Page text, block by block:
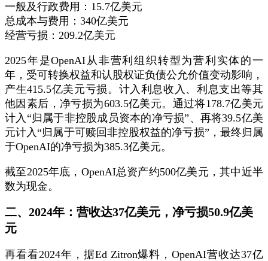
一般及行政费用：15.7亿美元
总成本与费用：340亿美元
经营亏损：209.2亿美元
2025年是OpenAI从非营利组织转型为营利实体的一
年，受可转换权益和认股权证负债公允价值变动影响，
产生415.5亿美元亏损。计入利息收入、利息支出等其
他因素后，净亏损为603.5亿美元。通过将178.7亿美元
计入“归属于非控股成员资本的净亏损”、再将39.5亿美
元计入“归属于可赎回非控股权益的净亏损”，最终归属
于OpenAI的净亏损为385.3亿美元。
截至2025年底，OpenAI总资产约500亿美元，其中近半
数为现金。
二、2024年：营收达37亿美元，净亏损50.9亿美
元
再看看2024年，据Ed Zitron爆料，OpenAI营收达37亿